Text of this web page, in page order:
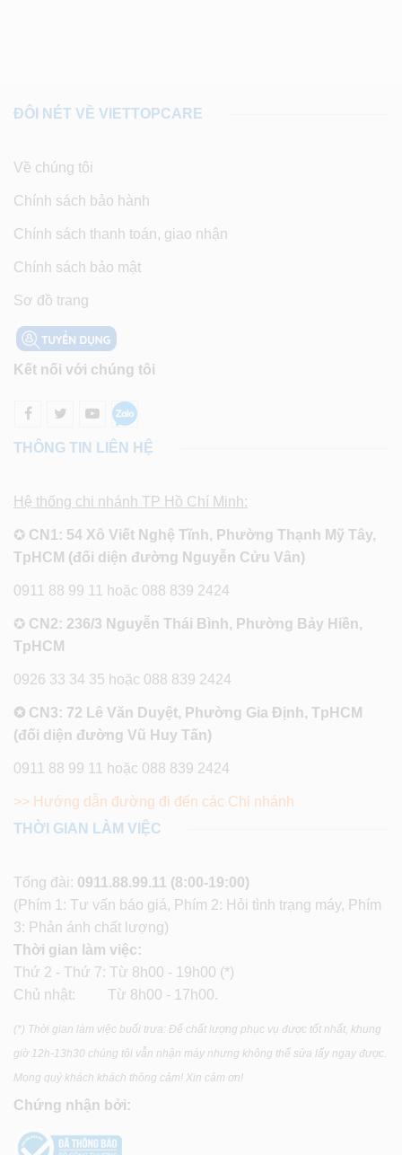
ĐÔI NÉT VỀ VIETTOPCARE
Về chúng tôi
Chính sách bảo hành
Chính sách thanh toán, giao nhận
Chính sách bảo mật
Sơ đồ trang
Kết nối với chúng tôi
THÔNG TIN LIÊN HỆ
Hệ thống chi nhánh TP Hồ Chí Minh:
✪ CN1: 54 Xô Viết Nghệ Tĩnh, Phường Thạnh Mỹ Tây,
TpHCM (đối diện đường Nguyễn Cửu Vân)
0911 88 99 11 hoặc 088 839 2424
✪ CN2: 236/3 Nguyễn Thái Bình, Phường Bảy Hiền,
TpHCM
0926 33 34 35 hoặc 088 839 2424
✪ CN3: 72 Lê Văn Duyệt, Phường Gia Định, TpHCM
(đối diện đường Vũ Huy Tấn)
0911 88 99 11 hoặc 088 839 2424
>> Hướng dẫn đường đi đến các Chi nhánh
THỜI GIAN LÀM VIỆC
Tổng đài: 0911.88.99.11 (8:00-19:00)
(Phím 1: Tư vấn báo giá, Phím 2: Hỏi tình trạng máy, Phím
3: Phản ánh chất lượng)
Thời gian làm việc:
Thứ 2 - Thứ 7: Từ 8h00 - 19h00 (*)
Chủ nhật: Từ 8h00 - 17h00.
(*) Thời gian làm việc buổi trưa: Để chất lượng phục vụ được tốt nhất, khung
giờ 12h-13h30 chúng tôi vẫn nhận máy nhưng không thể sửa lấy ngay được.
Mong quý khách khách thông cảm! Xin cảm ơn!
Chứng nhận bởi: